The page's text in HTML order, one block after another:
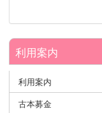
利用案内
利用案内
古本募金